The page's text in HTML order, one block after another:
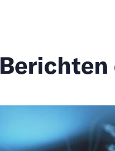
Berichten